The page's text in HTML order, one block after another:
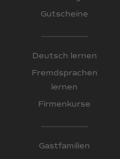
Gutscheine
Deutsch lernen
Fremdsprachen
lernen
Firmenkurse
Gastfamilien